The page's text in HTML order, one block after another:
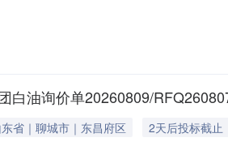
报价，若有不明之处请报价前及时通过在
白油询价单20260809/
省｜聊城市｜东昌府区
2天后投标截止